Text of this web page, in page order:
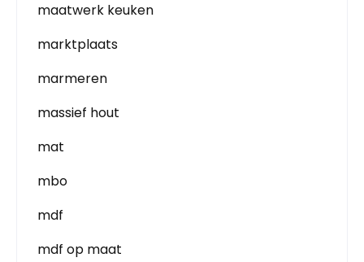
maatwerk keuken
marktplaats
marmeren
massief hout
mat
mbo
mdf
mdf op maat